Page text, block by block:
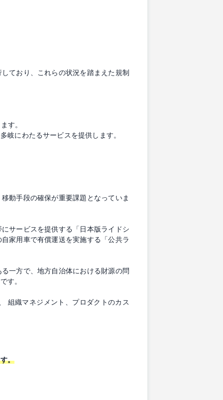
ており、これらの状況を踏まえた規制
す。
岐にわたるサービスを提供します。
動手段の確保が重要課題となっていま
サービスを提供する「日本版ライドシ
家用車で有償運送を実施する「公共ラ
一方で、地方自治体における財源の問
す。
組織マネジメント、プロダクトのカス
。